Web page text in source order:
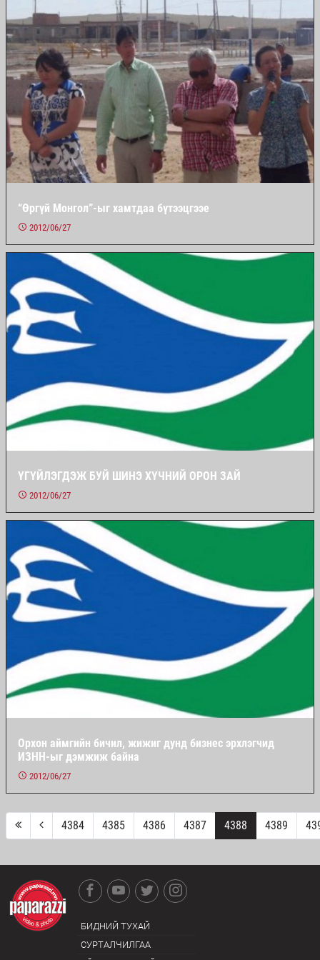
“Өргүй Монгол”-ыг хамтдаа бүтээцгээе
2012/06/27
ҮГҮЙЛЭГДЭЖ БУЙ ШИНЭ ХҮЧНИЙ ОРОН ЗАЙ
2012/06/27
Орхон аймгийн бичил, жижиг дунд бизнес эрхлэгчид
ИЗНН-ыг дэмжиж байна
2012/06/27
4384 4385 4386 4387 4388 4389
БИДНИЙ ТУХАЙ
СУРТАЛЧИЛГАА